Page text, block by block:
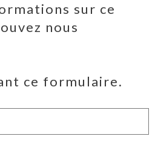
sur ce
nous
ce formulaire.